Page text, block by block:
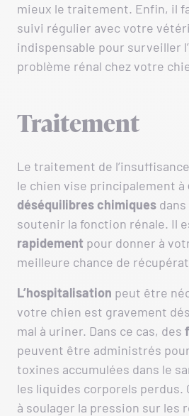
mieux le traitement. Enfin, il
suivi régulier avec votre
indispensable pour surveiller
problème rénal chez votre
Traitement
Le traitement de
le chien vise principalement à
déséquilibres chimiques
soutenir la fonction rénale. Il
rapidement pour donner à
meilleure chance de
L’hospitalisation peut être
votre chien est gravement
mal à uriner. Dans ce cas, des
peuvent être administrés
toxines accumulées dans le
les liquides corporels perdus.
à soulager la pression sur les